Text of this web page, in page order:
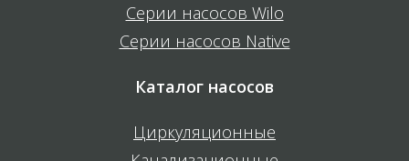
Серии насосов Wilo
Серии насосов Native
Каталог насосов
Циркуляционные